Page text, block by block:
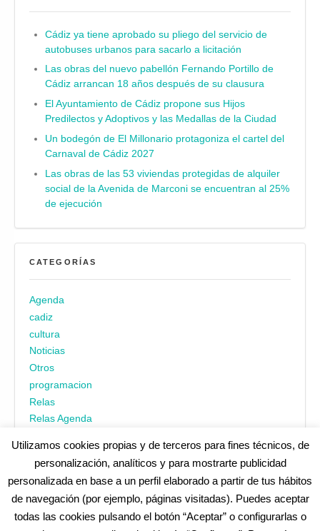
Cádiz ya tiene aprobado su pliego del servicio de
autobuses urbanos para sacarlo a licitación
Las obras del nuevo pabellón Fernando Portillo de
Cádiz arrancan 18 años después de su clausura
El Ayuntamiento de Cádiz propone sus Hijos
Predilectos y Adoptivos y las Medallas de la Ciudad
Un bodegón de El Millonario protagoniza el cartel del
Carnaval de Cádiz 2027
Las obras de las 53 viviendas protegidas de alquiler
social de la Avenida de Marconi se encuentran al 25%
de ejecución
CATEGORÍAS
Agenda
cadiz
cultura
Noticias
Otros
programacion
Relas
Relas Agenda
¿No encuentras alguna cosa? Echa un vistazo encadiz.es|
Utilizamos cookies propias y de terceros para fines técnicos, de
personalización, analíticos y para mostrarte publicidad
personalizada en base a un perfil elaborado a partir de tus hábitos
de navegación (por ejemplo, páginas visitadas). Puedes aceptar
todas las cookies pulsando el botón “Aceptar” o configurarlas o